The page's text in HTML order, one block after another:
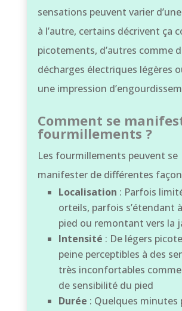
sensations peuvent varier
à l’autre, certains décrivent ça
picotements, d’autres comme
décharges électriques légères
une impression
Comment se
fourmillements ?
Les fourmillements peuvent se
manifester de différentes
Localisation : Parfois
orteils, parfois s’étendant
pied ou remontant vers la
Intensité : De légers
peine perceptibles à des
très inconfortables
de sensibilité du pied
Durée : Quelques minutes